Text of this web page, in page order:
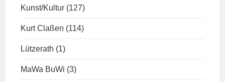
Kunst/Kultur (127)
Kurt Claßen (114)
Lützerath (1)
MaWa BuWi (3)